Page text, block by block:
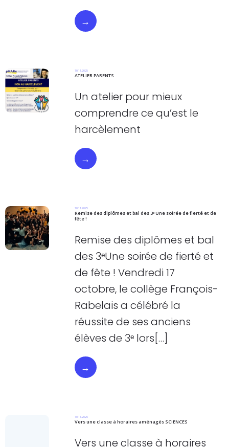
→
10.11.2025
ATELIER PARENTS
Un atelier pour mieux
comprendre ce qu’est le
harcèlement
→
10.11.2025
Remise des diplômes et bal des 3ᵉ Une soirée de fierté et de
fête !
Remise des diplômes et bal
des 3ᵉUne soirée de fierté et
de fête ! Vendredi 17
octobre, le collège François-
Rabelais a célébré la
réussite de ses anciens
élèves de 3ᵉ lors[…]
→
10.11.2025
Vers une classe à horaires aménagés SCIENCES
Vers une classe à horaires